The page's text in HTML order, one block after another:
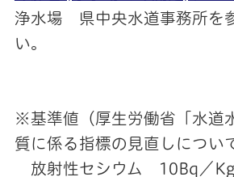
浄水場 県中央水道事務所を
い。
※基準値（厚生労働省「水道
質に係る指標の見直しについ
放射性セシウム 10Bq／